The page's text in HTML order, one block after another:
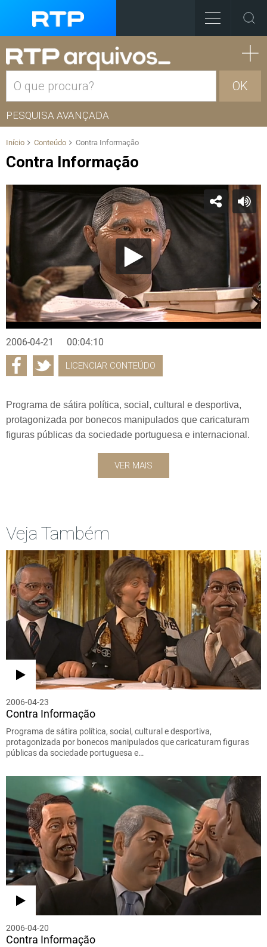
OK
PESQUISA AVANÇADA
Início Conteúdo Contra Informação
Contra Informação
2006-04-21 00:04:10
LICENCIAR CONTEÚDO
Programa de sátira política, social, cultural e desportiva,
protagonizada por bonecos manipulados que caricaturam
figuras públicas da sociedade portuguesa e internacional.
VER MAIS
Veja Também
2006-04-23
Contra Informação
Programa de sátira política, social, cultural e desportiva,
protagonizada por bonecos manipulados que caricaturam figuras
públicas da sociedade portuguesa e…
2006-04-20
Contra Informação